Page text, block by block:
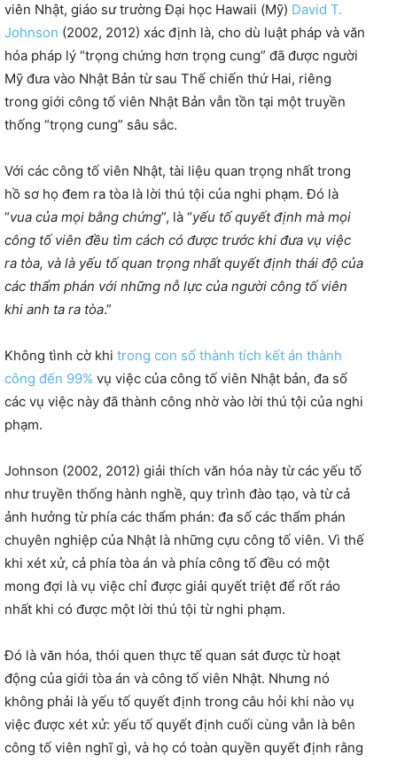
viên Nhật, giáo sư trường Đại học Hawaii (Mỹ) David T.
Johnson (2002, 2012) xác định là, cho dù luật pháp và văn
hóa pháp lý “trọng chứng hơn trọng cung” đã được người
Mỹ đưa vào Nhật Bản từ sau Thế chiến thứ Hai, riêng
trong giới công tố viên Nhật Bản vẫn tồn tại một truyền
thống “trọng cung” sâu sắc.
Với các công tố viên Nhật, tài liệu quan trọng nhất trong
hồ sơ họ đem ra tòa là lời thú tội của nghi phạm. Đó là
“vua của mọi bằng chứng”, là “yếu tố quyết định mà mọi
công tố viên đều tìm cách có được trước khi đưa vụ việc
ra tòa, và là yếu tố quan trọng nhất quyết định thái độ của
các thẩm phán với những nỗ lực của người công tố viên
khi anh ta ra tòa.”
Không tình cờ khi trong con số thành tích kết án thành
công đến 99% vụ việc của công tố viên Nhật bản, đa số
các vụ việc này đã thành công nhờ vào lời thú tội của nghi
phạm.
Johnson (2002, 2012) giải thích văn hóa này từ các yếu tố
như truyền thống hành nghề, quy trình đào tạo, và từ cả
ảnh hưởng từ phía các thẩm phán: đa số các thẩm phán
chuyên nghiệp của Nhật là những cựu công tố viên. Vì thế
khi xét xử, cả phía tòa án và phía công tố đều có một
mong đợi là vụ việc chỉ được giải quyết triệt để rốt ráo
nhất khi có được một lời thú tội từ nghi phạm.
Đó là văn hóa, thói quen thực tế quan sát được từ hoạt
động của giới tòa án và công tố viên Nhật. Nhưng nó
không phải là yếu tố quyết định trong câu hỏi khi nào vụ
việc được xét xử: yếu tố quyết định cuối cùng vẫn là bên
công tố viên nghĩ gì, và họ có toàn quyền quyết định rằng